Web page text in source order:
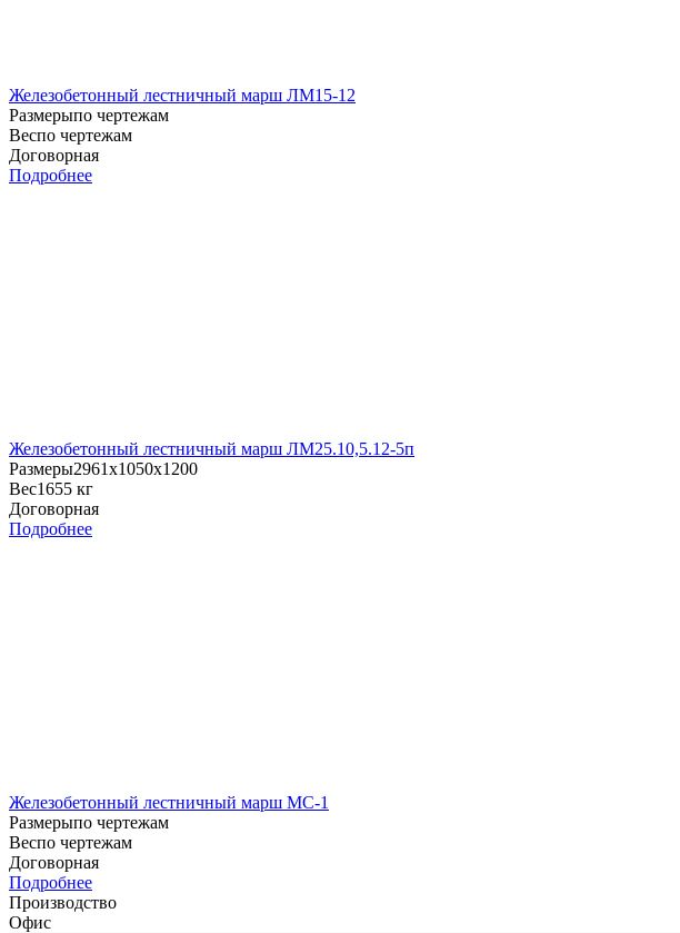
Железобетонный лестничный марш ЛМ15-12
Размерыпо чертежам
Веспо чертежам
Договорная
Подробнее
Железобетонный лестничный марш ЛМ25.10,5.12-5п
Размеры2961х1050х1200
Вес1655 кг
Договорная
Подробнее
Железобетонный лестничный марш МС-1
Размерыпо чертежам
Веспо чертежам
Договорная
Подробнее
Производство
Офис